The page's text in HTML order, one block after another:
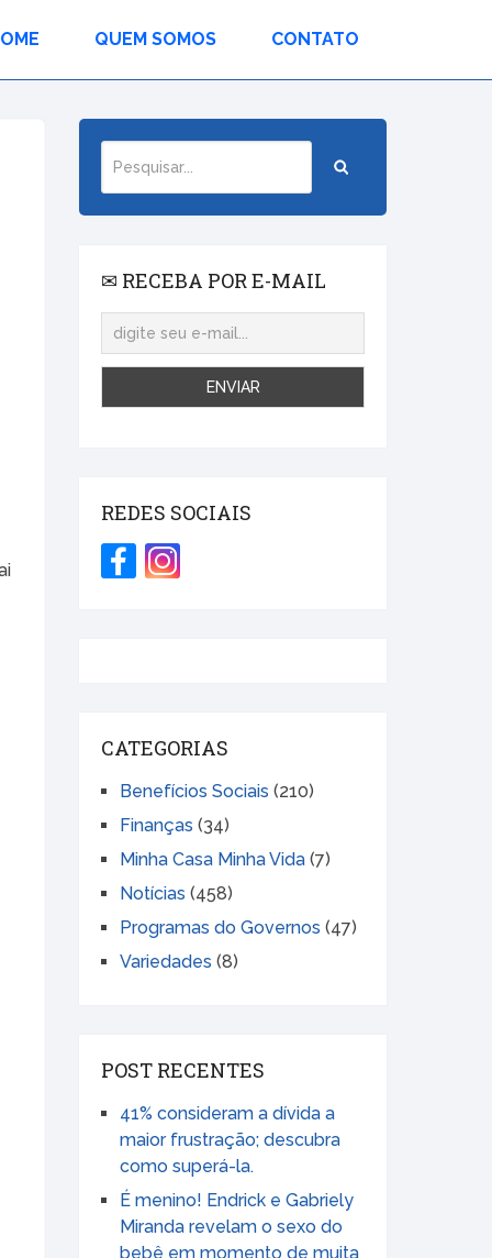
QUEM SOMOS CONTATO
✉ RECEBA POR E-MAIL
REDES SOCIAIS
CATEGORIAS
Benefícios Sociais (210)
Finanças (34)
Minha Casa Minha Vida (7)
Notícias (458)
Programas do Governos (47)
Variedades (8)
POST RECENTES
41% consideram a dívida a
maior frustração; descubra
como superá-la.
É menino! Endrick e Gabriely
Miranda revelam o sexo do
bebê em momento de muita